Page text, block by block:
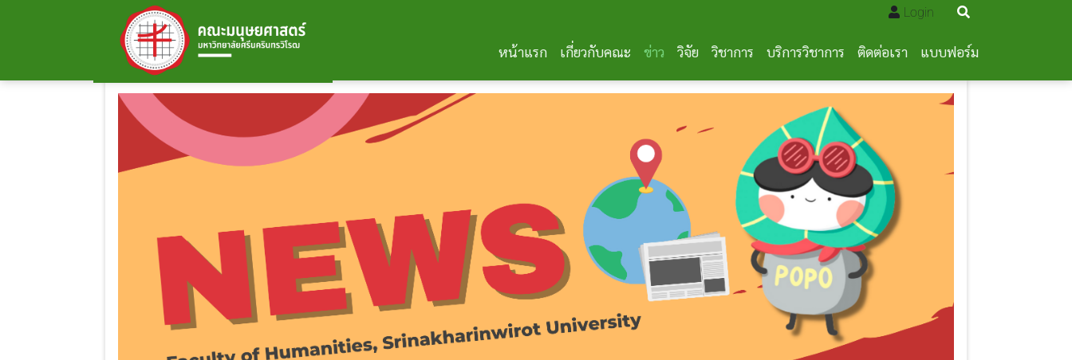
Login
หน้าแรก เกี่ยวกับคณะ ข่าว วิจัย วิชาการ บริการวิชาการ ติดต่อเรา แบบฟอร์ม